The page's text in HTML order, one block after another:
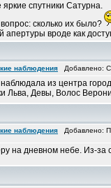
спутники Сатурна.
сколько их было?
апертуры вроде как
наблюдения Добавлено:
из центра
Льва, Девы, Волос
наблюдения Добавлено:
на дневном небе. Из-за